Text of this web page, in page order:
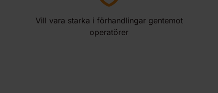
Vill vara starka i förhandlingar gentemot
operatörer